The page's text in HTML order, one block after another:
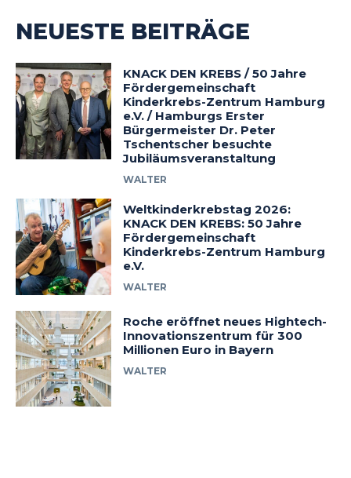
NEUESTE BEITRÄGE
KNACK DEN KREBS / 50 Jahre
Fördergemeinschaft
Kinderkrebs-Zentrum Hamburg
e.V. / Hamburgs Erster
Bürgermeister Dr. Peter
Tschentscher besuchte
Jubiläumsveranstaltung
WALTER
Weltkinderkrebstag 2026:
KNACK DEN KREBS: 50 Jahre
Fördergemeinschaft
Kinderkrebs-Zentrum Hamburg
e.V.
WALTER
Roche eröffnet neues Hightech-
Innovationszentrum für 300
Millionen Euro in Bayern
WALTER